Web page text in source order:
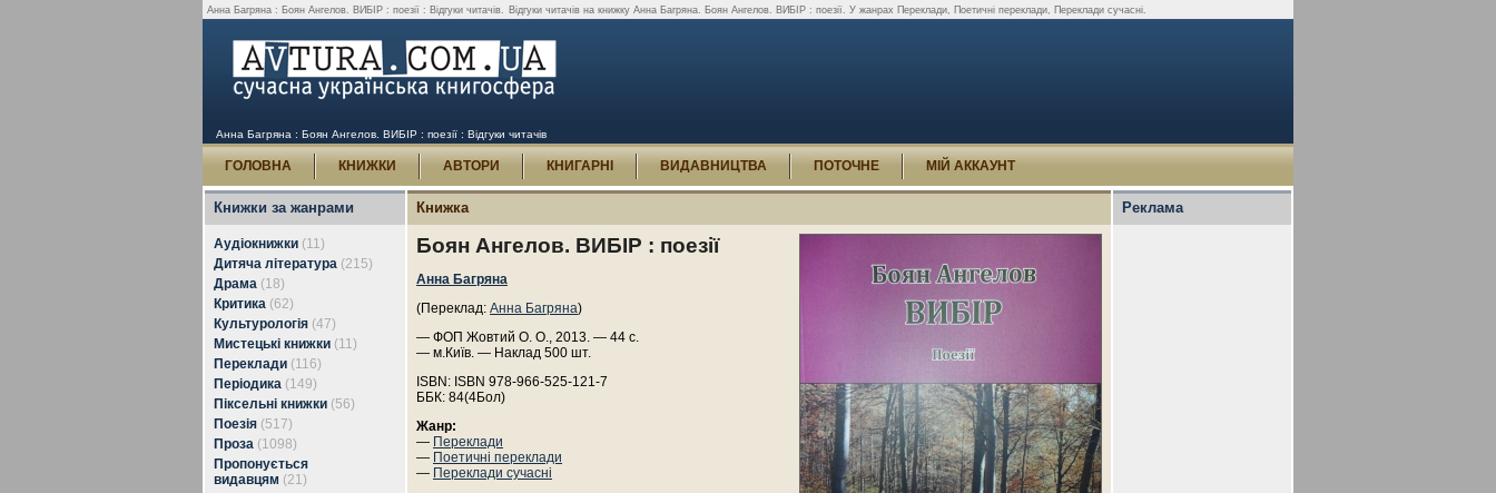
Анна Багряна : Боян Ангелов. ВИБІР : поезії : Відгуки читачів. Відгуки читачів на книжку Анна Багряна. Боян Ангелов. ВИБІР : поезії. У жанрах Переклади, Поетичні переклади, Переклади сучасні.
Анна Багряна : Боян Ангелов. ВИБІР : поезії : Відгуки читачів
ГОЛОВНА КНИЖКИ АВТОРИ КНИГАРНІ ВИДАВНИЦТВА ПОТОЧНЕ МІЙ АККАУНТ
Книжки за жанрами
Аудіокнижки (11)
Дитяча література (215)
Драма (18)
Критика (62)
Культурологія (47)
Мистецькі книжки (11)
Переклади (116)
Періодика (149)
Піксельні книжки (56)
Поезія (517)
Проза (1098)
Пропонується
видавцям (21)
Книжка
Боян Ангелов. ВИБІР : поезії
Анна Багряна
(Переклад: Анна Багряна)
— ФОП Жовтий О. О., 2013. — 44 с.
— м.Київ. — Наклад 500 шт.
ISBN: ISBN 978-966-525-121-7
ББК: 84(4Бол)
Жанр:
— Переклади
— Поетичні переклади
— Переклади сучасні
Реклама